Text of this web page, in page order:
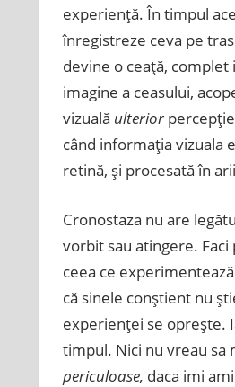
experienţă. În timpul
înregistreze ceva pe
devine o ceaţă,
imagine a ceasului,
vizuală ulterior
când informaţia vizuala
retină, şi procesată în
Cronostaza nu are
vorbit sau atingere. Faci
ceea ce
că sinele conştient nu
experienţei se opreşte.
timpul. Nici nu vreau sa
periculoase, daca imi